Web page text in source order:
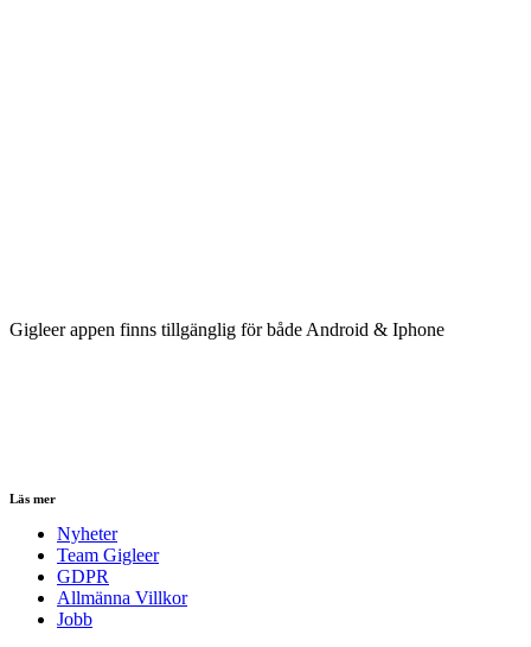
Gigleer appen finns tillgänglig för både Android & Iphone
Läs mer
Nyheter
Team Gigleer
GDPR
Allmänna Villkor
Jobb